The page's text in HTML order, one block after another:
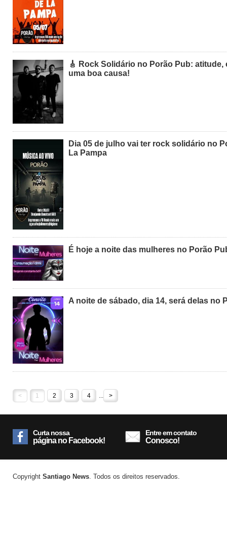
🎸 Rock Solidário no Porão Pub: atitude,
uma boa causa!
Dia 05 de julho vai ter rock solidário no
La Pampa
É hoje a noite das mulheres no Porão
A noite de sábado, dia 14, será delas no
< 1 2 3 4 ... >
Curta nossa
página no Facebook!
Entre em contato
Conosco!
Copyright Santiago News. Todos os direitos reservados.